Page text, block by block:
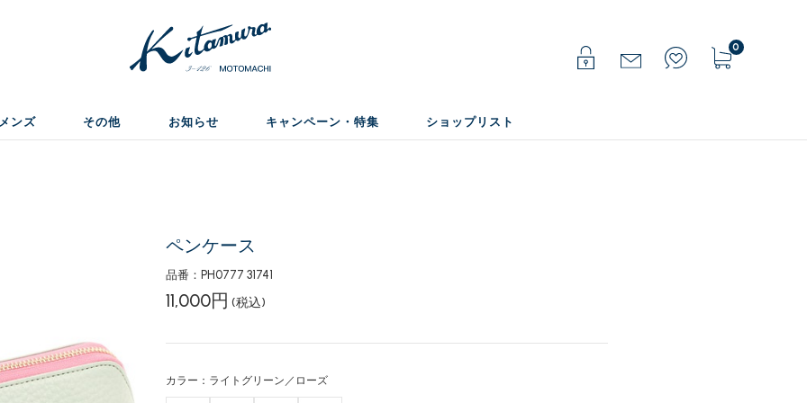
0
ンズ その他 お知らせ キャンペーン・特集 ショップリスト
ペンケース
品番：PH0777 31741
11,000円 (税込)
カラー：ライトグリーン／ローズ